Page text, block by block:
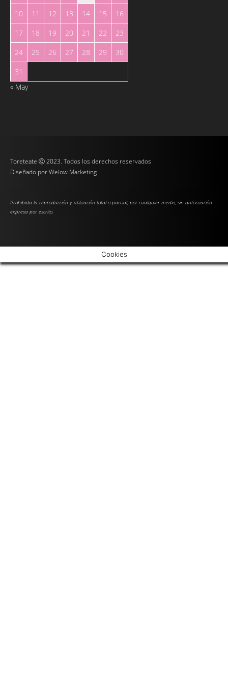
10
11 12 13 14 15
16
17
18 19 20 21 22
23
24
25 26 27 28 29
30
31
« May
Toreteate Ⓒ 2023. Todos los derechos reservados
Diseñado porWelow Marketing
Prohibida la reproducción y utilización total o parcial, por cualquier medio, sin autorización
expresa por escrito.
Cookies